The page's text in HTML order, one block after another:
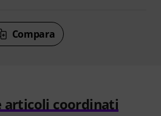
Compara
articoli coordinati